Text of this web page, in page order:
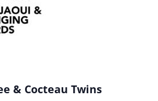
& Cocteau Twins